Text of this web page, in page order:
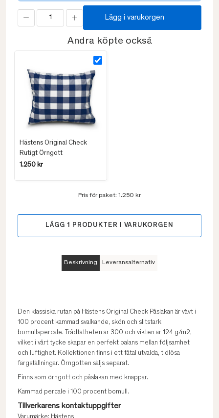
Lägg i varukorgen
Andra köpte också
Hästens Original Check
Rutigt Örngott
1.250 kr
Pris för paket: 1.250 kr
LÄGG 1 PRODUKTER I VARUKORGEN
Beskrivning Leveransalternativ
Den klassiska rutan på Hästens Original Check Påslakan är vävt i
100 procent kammad svalkande, skön och slitstark
bomullspercale. Trådtätheten är 300 och vikten är 124 g/m2,
vilket i vårt tycke skapar en perfekt balans mellan följsamhet
och luftighet. Kollektionen finns i ett fåtal utvalda, tidlösa
färgställningar. Örngotten säljs separat.
Finns som örngott och påslakan med knappar.
Kammad percale i 100 procent bomull.
Tillverkarens kontaktuppgifter